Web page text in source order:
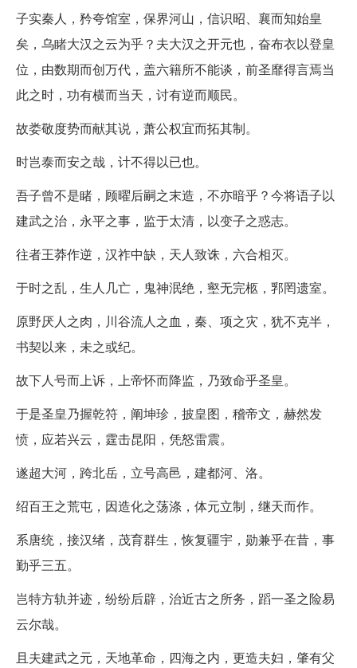
子实秦人，矜夸馆室，保界河山，信识昭、襄而知始皇
矣，乌睹大汉之云为乎？夫大汉之开元也，奋布衣以登皇
位，由数期而创万代，盖六籍所不能谈，前圣靡得言焉当
此之时，功有横而当天，讨有逆而顺民。
故娄敬度势而献其说，萧公权宜而拓其制。
时岂泰而安之哉，计不得以已也。
吾子曾不是睹，顾曜后嗣之末造，不亦暗乎？今将语子以
建武之治，永平之事，监于太清，以变子之惑志。
往者王莽作逆，汉祚中缺，天人致诛，六合相灭。
于时之乱，生人几亡，鬼神泯绝，壑无完柩，郛罔遗室。
原野厌人之肉，川谷流人之血，秦、项之灾，犹不克半，
书契以来，未之或纪。
故下人号而上诉，上帝怀而降监，乃致命乎圣皇。
于是圣皇乃握乾符，阐坤珍，披皇图，稽帝文，赫然发
愤，应若兴云，霆击昆阳，凭怒雷震。
遂超大河，跨北岳，立号高邑，建都河、洛。
绍百王之荒屯，因造化之荡涤，体元立制，继天而作。
系唐统，接汉绪，茂育群生，恢复疆宇，勋兼乎在昔，事
勤乎三五。
岂特方轨并迹，纷纷后辟，治近古之所务，蹈一圣之险易
云尔哉。
且夫建武之元，天地革命，四海之内，更造夫妇，肇有父